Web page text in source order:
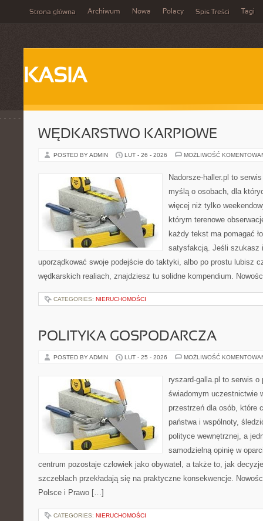
Strona główna Archiwum Nowa Polacy Spis Treści Tagi
KASIA
WĘDKARSTWO KARPIOWE
POSTED BY ADMIN LUT - 26 - 2026 MOŻLIWOŚĆ
Nadorsze-haller.pl to
myślą o osobach, dla
więcej niż tylko
którym terenowe
każdy tekst ma pomagać
satysfakcją. Jeśli szukasz
uporządkować swoje podejście do taktyki, albo po prostu lubisz
wędkarskich realiach, znajdziesz tu solidne kompendium.
CATEGORIES: NIERUCHOMOŚCI
POLITYKA GOSPODARCZA
POSTED BY ADMIN LUT - 25 - 2026 MOŻLIWOŚĆ
ryszard-galla.pl to serwis
świadomym uczestnictwie
przestrzeń dla osób, które
państwa i wspólnoty,
polityce wewnętrznej, a
samodzielną opinię w
centrum pozostaje człowiek jako obywatel, a także to, jak
szczeblach przekładają się na praktyczne konsekwencje.
Polsce i Prawo […]
CATEGORIES: NIERUCHOMOŚCI